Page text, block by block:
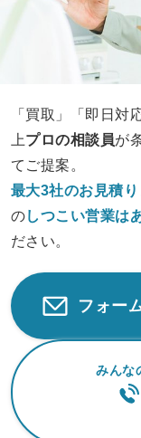
「買取」「即日対
上プロの相談員が
てご提案。
最大3社のお見積
のしつこい営業は
ださい。
フォー
みんな